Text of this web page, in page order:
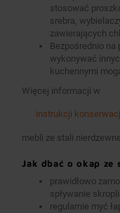
stosować
srebra,
zawierających
Bezpośrednio na
wykonywać
kuchennymi
Więcej informacji w
instrukcji
mebli ze stali
Jak dbać o okap ze
prawidłowo
spływanie
regularnie myć